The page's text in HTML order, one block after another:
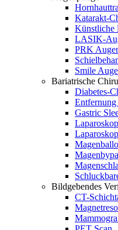
Katarakt-
Künstliche
LASIK-
PRK
Smile
Bariatrische
Diabetes-
Entfernung
Gastric
Bildgebendes
CT-